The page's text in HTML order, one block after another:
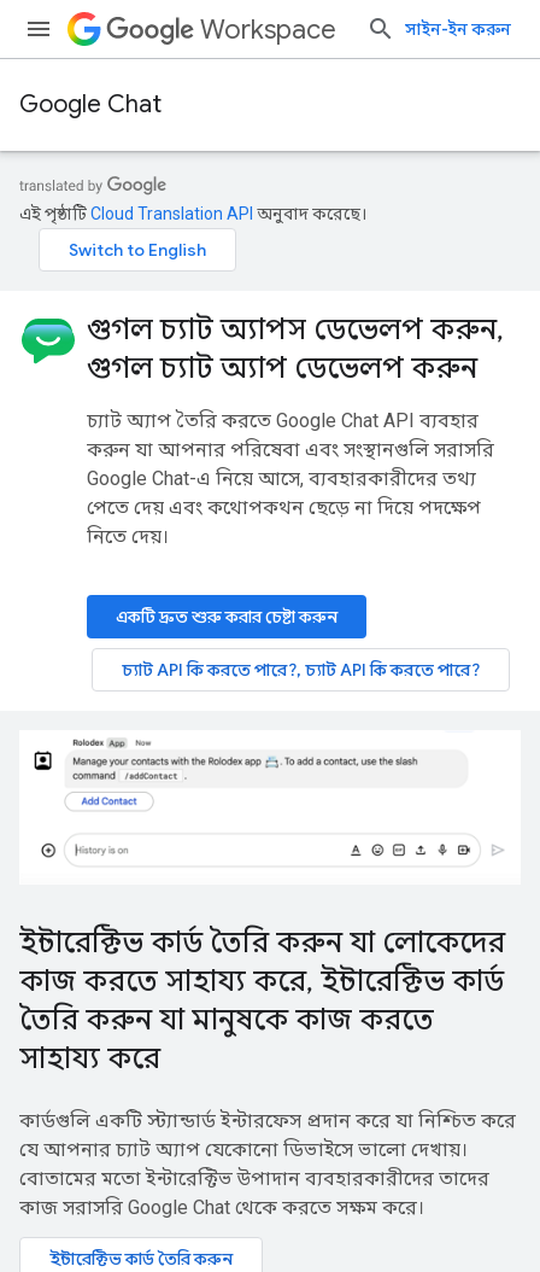
Workspace সাইন-ইন করুন
Google Chat
এই পৃষ্ঠাটিCloud Translation API অনুবাদ করেছে।
গুগল চ্যাট অ্যাপস ডেভেলপ করুন,
গুগল চ্যাট অ্যাপ ডেভেলপ করুন
চ্যাট অ্যাপ তৈরি করতে Google Chat API ব্যবহার
করুন যা আপনার পরিষেবা এবং সংস্থানগুলি সরাসরি
Google Chat-এ নিয়ে আসে, ব্যবহারকারীদের তথ্য
পেতে দেয় এবং কথোপকথন ছেড়ে না দিয়ে পদক্ষেপ
নিতে দেয়।
একটি দ্রুত শুরু করার চেষ্টা করুন
চ্যাট API কি করতে পারে?, চ্যাট API কি করতে পারে?
ইন্টারেক্টিভ কার্ড তৈরি করুন যা লোকেদের
কাজ করতে সাহায্য করে, ইন্টারেক্টিভ কার্ড
তৈরি করুন যা মানুষকে কাজ করতে
সাহায্য করে
কার্ডগুলি একটি স্ট্যান্ডার্ড ইন্টারফেস প্রদান করে যা নিশ্চিত করে
যে আপনার চ্যাট অ্যাপ যেকোনো ডিভাইসে ভালো দেখায়।
বোতামের মতো ইন্টারেক্টিভ উপাদান ব্যবহারকারীদের তাদের
কাজ সরাসরি Google Chat থেকে করতে সক্ষম করে।
ইন্টারেক্টিভ কার্ড তৈরি করুন